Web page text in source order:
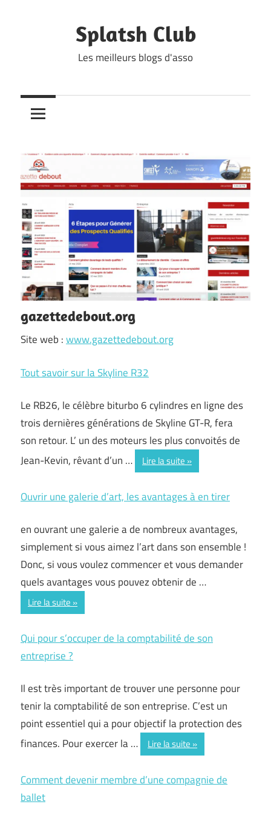
Splatsh Club
Les meilleurs blogs d'asso
gazettedebout.org
Site web :www.gazettedebout.org
Tout savoir sur la Skyline R32
Le RB26, le célèbre biturbo 6 cylindres en ligne des
trois dernières générations de Skyline GT-R, fera
son retour. L’ un des moteurs les plus convoités de
Jean-Kevin, rêvant d’un …
Lire la suite
Ouvrir une galerie d’art, les avantages à en tirer
en ouvrant une galerie a de nombreux avantages,
simplement si vous aimez l’art dans son ensemble !
Donc, si vous voulez commencer et vous demander
quels avantages vous pouvez obtenir de …
Lire la suite
Qui pour s’occuper de la comptabilité de son
entreprise ?
Il est très important de trouver une personne pour
tenir la comptabilité de son entreprise. C’est un
point essentiel qui a pour objectif la protection des
finances. Pour exercer la …
Lire la suite
Comment devenir membre d’une compagnie de
ballet